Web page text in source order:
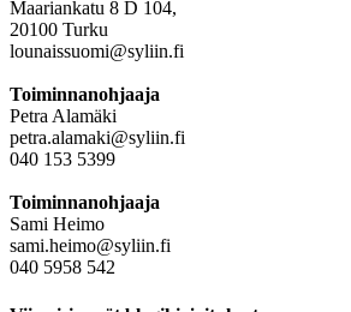
Maariankatu 8 D 104,
20100 Turku
lounaissuomi@syliin.fi
Toiminnanohjaaja
Petra Alamäki
petra.alamaki@syliin.fi
040 153 5399
Toiminnanohjaaja
Sami Heimo
sami.heimo@syliin.fi
040 5958 542